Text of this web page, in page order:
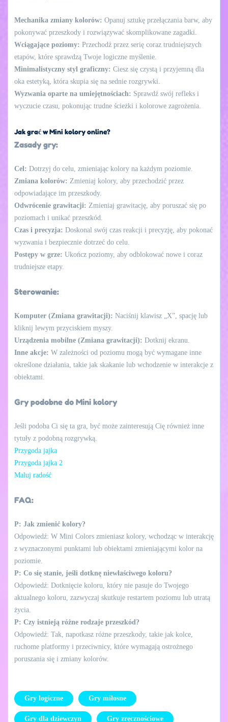
Mechanika zmiany kolorów: Opanuj sztukę przełączania barw, aby
pokonywać przeszkody i rozwiązywać skomplikowane zagadki.
Wciągające poziomy: Przechodź przez serię coraz trudniejszych
etapów, które sprawdzą Twoje logiczne myślenie.
Minimalistyczny styl graficzny: Ciesz się czystą i przyjemną dla
oka estetyką, która skupia się na sednie rozgrywki.
Wyzwania oparte na umiejętnościach: Sprawdź swój refleks i
wyczucie czasu, pokonując trudne ścieżki i kolorowe zagrożenia.
Jak grać w Mini kolory online?
Zasady gry:
Cel: Dotrzyj do celu, zmieniając kolory na każdym poziomie.
Zmiana kolorów: Zmieniaj kolory, aby przechodzić przez
odpowiadające im przeszkody.
Odwrócenie grawitacji: Zmieniaj grawitację, aby poruszać się po
poziomach i unikać przeszkód.
Czas i precyzja: Doskonal swój czas reakcji i precyzję, aby pokonać
wyzwania i bezpiecznie dotrzeć do celu.
Postępy w grze: Ukończ poziomy, aby odblokować nowe i coraz
trudniejsze etapy.
Sterowanie:
Komputer (Zmiana grawitacji): Naciśnij klawisz „X”, spację lub
kliknij lewym przyciskiem myszy.
Urządzenia mobilne (Zmiana grawitacji): Dotknij ekranu.
Inne akcje: W zależności od poziomu mogą być wymagane inne
określone działania, takie jak skakanie lub wchodzenie w interakcje z
obiektami.
Gry podobne do Mini kolory
Jeśli podoba Ci się ta gra, być może zainteresują Cię również inne
tytuły z podobną rozgrywką.
Przygoda jajka
Przygoda jajka 2
Maluj radość
FAQ:
P: Jak zmienić kolory?
Odpowiedź: W Mini Colors zmieniasz kolory, wchodząc w interakcję
z wyznaczonymi punktami lub obiektami zmieniającymi kolor na
poziomie.
P: Co się stanie, jeśli dotknę niewłaściwego koloru?
Odpowiedź: Dotknięcie koloru, który nie pasuje do Twojego
aktualnego koloru, zazwyczaj skutkuje restartem poziomu lub utratą
życia.
P: Czy istnieją różne rodzaje przeszkód?
Odpowiedź: Tak, napotkasz różne przeszkody, takie jak kolce,
ruchome platformy i przeciwnicy, które wymagają ostrożnego
poruszania się i zmiany kolorów.
Gry logiczne Gry miłosne
Gry dla dziewczyn Gry zręcznościowe